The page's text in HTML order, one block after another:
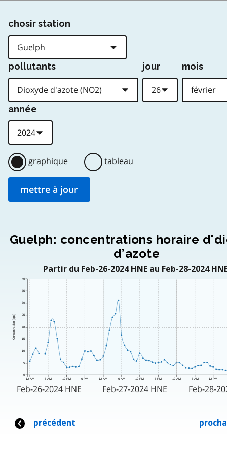
chosir station
pollutants jour mois
année
graphique tableau
Guelph: concentrations horaire
d’azote
Partir du Feb-26-2024 HNE au Feb-28-2024
12 AM 6 AM 12 PM 6 PM 12 AM 6 AM 12 PM 6 PM 12 AM 6 AM 12 PM
Concentration (ppb)
0
5
10
15
20
25
30
35
40
Feb-26-2024 HNE Feb-27-2024 HNE Feb-28-
précédent